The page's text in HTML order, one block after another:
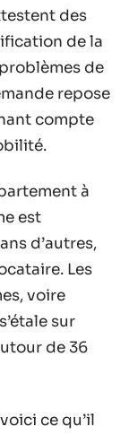
des
de la
de
repose
compte
à
est
d’autres,
Les
voire
sur
de 36
ce qu’il